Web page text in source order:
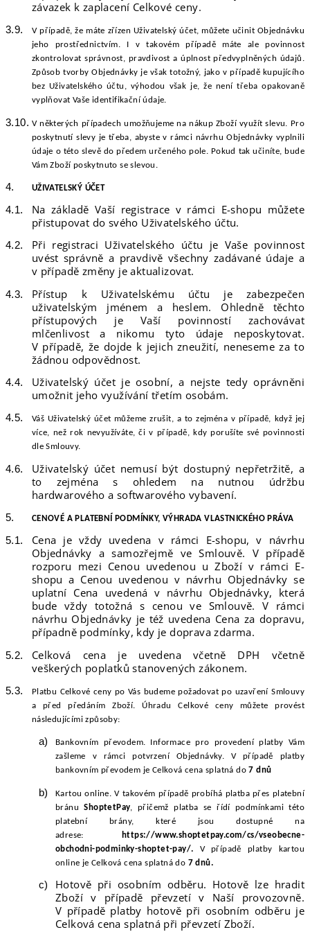
závazek k zaplacení Celkové ceny.
Vpřípadě, že máte zřízenUživatelský účet, můžete učinit Objednávku
jeho prostřednictvím. I v takovém případě máte ale povinnost
zkontrolovat správnost, pravdivost a úplnost předvyplněných údajů.
Způsob tvorby Objednávky je však totožný, jako v případě kupujícího
bez Uživatelského účtu, výhodou však je, že není třeba opakovaně
vyplňovat Vaše identifikační údaje.
Vněkterých případech umožňujeme na nákup Zboží využít slevu. Pro
poskytnutí slevy je třeba, abyste v rámci návrhu Objednávky vyplnili
údaje o této slevě do předem určeného pole. Pokud tak učiníte, bude
Vám Zboží poskytnuto se slevou.
UŽIVATELSKÝ ÚČET
Na základě Vaší registrace v rámci E-shopu můžete
přistupovat do svého Uživatelského účtu.
Při registraci Uživatelského účtu je Vaše povinnost
uvést správně a pravdivě všechny zadávané údaje a
v případě změny je aktualizovat.
Přístup k Uživatelskému účtu je zabezpečen
uživatelským jménem a heslem. Ohledně těchto
přístupových je Vaší povinností zachovávat
mlčenlivost a nikomu tyto údaje neposkytovat.
V případě, že dojde k jejich zneužití, neneseme za to
žádnou odpovědnost.
Uživatelský účet je osobní, a nejste tedy oprávněni
umožnit jeho využívání třetím osobám.
Váš Uživatelský účet můžeme zrušit, a to zejména v případě, když jej
více, než rok nevyužíváte, či v případě, kdy porušíte své povinnosti
dle Smlouvy.
Uživatelský účet nemusí být dostupný nepřetržitě, a
to zejména s ohledem na nutnou údržbu
hardwarového a softwarového vybavení.
CENOVÉ A PLATEBNÍ PODMÍNKY, VÝHRADA VLASTNICKÉHO PRÁVA
Cena je vždy uvedena v rámci E-shopu, v návrhu
Objednávky a samozřejmě ve Smlouvě. V případě
rozporu mezi Cenou uvedenou u Zboží v rámci E-
shopu a Cenou uvedenou v návrhu Objednávky se
uplatní Cena uvedená v návrhu Objednávky, která
bude vždy totožná s cenou ve Smlouvě. V rámci
návrhu Objednávky je též uvedena Cena za dopravu,
případně podmínky, kdy je doprava zdarma.
Celková cena je uvedena včetně DPH včetně
veškerých poplatků stanovených zákonem.
Platbu Celkové ceny po Vás budeme požadovat po uzavření Smlouvy
a před předáním Zboží. Úhradu Celkové ceny můžete provést
následujícími způsoby:
Bankovním převodem. Informace pro provedení platby Vám
zašleme v rámci potvrzení Objednávky. V případě platby
bankovním převodem je Celková cena splatná do7 dnů
Kartou online. V takovém případě probíhá platba přes platební
bránuShoptetPay, přičemž platba se řídí podmínkami této
platební brány, které jsou dostupné na
adrese: https://www.shoptetpay.com/cs/vseobecne-
obchodni-podminky-shoptet-pay/. V případě platby kartou
online je Celková cena splatná do 7 dnů.
Hotově při osobním odběru. Hotově lze hradit
Zboží v případě převzetí v Naší provozovně.
V případě platby hotově při osobním odběru je
Celková cena splatná při převzetí Zboží.